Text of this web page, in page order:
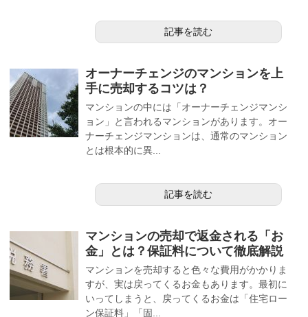
記事を読む
オーナーチェンジのマンションを上
手に売却するコツは？
マンションの中には「オーナーチェンジマンシ
ョン」と言われるマンションがあります。オー
ナーチェンジマンションは、通常のマンション
とは根本的に異...
記事を読む
マンションの売却で返金される「お
金」とは？保証料について徹底解説
マンションを売却すると色々な費用がかかりま
すが、実は戻ってくるお金もあります。最初に
いってしまうと、戻ってくるお金は「住宅ロー
ン保証料」「固...